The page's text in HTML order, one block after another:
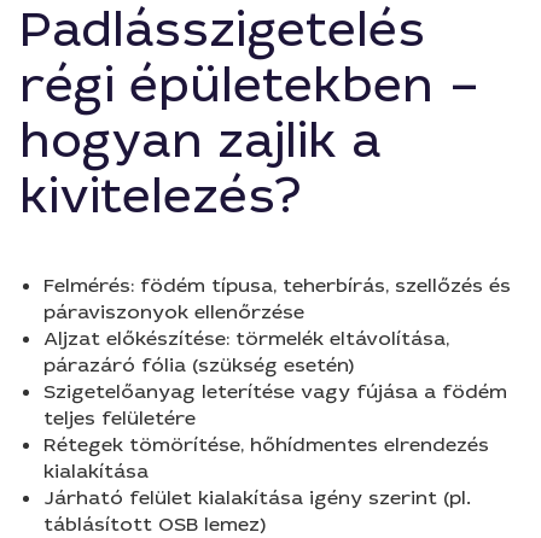
Padlásszigetelés
régi épületekben –
hogyan zajlik a
kivitelezés?
Felmérés: födém típusa, teherbírás, szellőzés és
páraviszonyok ellenőrzése
Aljzat előkészítése: törmelék eltávolítása,
párazáró fólia (szükség esetén)
Szigetelőanyag leterítése vagy fújása a födém
teljes felületére
Rétegek tömörítése, hőhídmentes elrendezés
kialakítása
Járható felület kialakítása igény szerint (pl.
táblásított OSB lemez)